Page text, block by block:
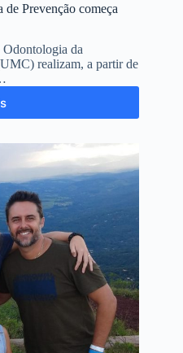
Prevenção começa
Odontologia da
realizam, a partir de